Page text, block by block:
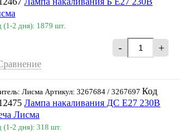
(1-2 дня): 1879 шт.
- +
Лисма Артикул: 3267684 / 3267697 Код
Лампа накаливания ДС Е27 230В
Лисма
(1-2 дня): 318 шт.